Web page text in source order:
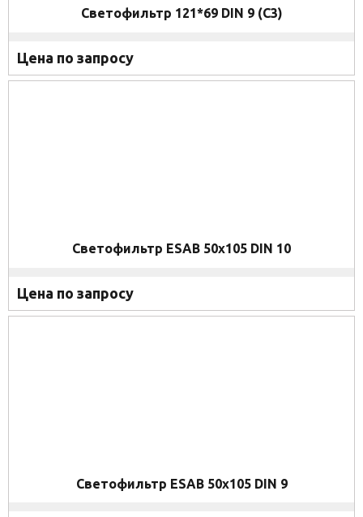
Светофильтр 121*69 DIN 9 (C3)
Цена по запросу
Светофильтр ESAB 50x105 DIN 10
Цена по запросу
Светофильтр ESAB 50x105 DIN 9